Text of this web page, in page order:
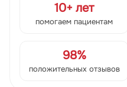
10+ лет
помогаем пациентам
98%
положительных отзывов